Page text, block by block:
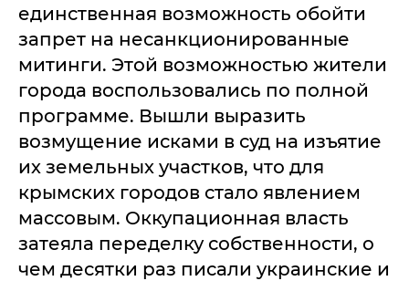
единственная возможность обойти
запрет на несанкционированные
митинги. Этой возможностью жители
города воспользовались по полной
программе. Вышли выразить
возмущение исками в суд на изъятие
их земельных участков, что для
крымских городов стало явлением
массовым. Оккупационная власть
затеяла переделку собственности, о
чем десятки раз писали украинские и